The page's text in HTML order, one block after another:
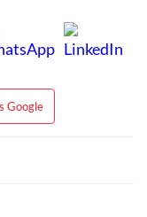
Google